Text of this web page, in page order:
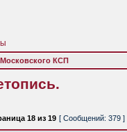
КСП
18 из 19 [ Сообщений: 379 ]